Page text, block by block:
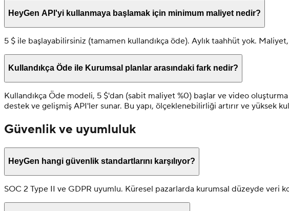
HeyGen API'yi kullanmaya başlamak için minimum maliyet nedir?
5 $ ile başlayabilirsiniz (tamamen kullandıkça öde). Aylık taahhüt yok.
Kullandıkça Öde ile Kurumsal planlar arasındaki fark nedir?
Kullandıkça Öde modeli, 5 $'dan (sabit maliyet %0) başlar ve video
destek ve gelişmiş API'ler sunar. Bu yapı, ölçeklenebilirliği artırır ve yüksek
Güvenlik ve uyumluluk
HeyGen hangi güvenlik standartlarını karşılıyor?
SOC 2 Type II ve GDPR uyumlu. Küresel pazarlarda kurumsal düzeyde veri